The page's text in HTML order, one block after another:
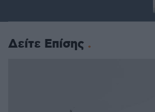
Δείτε Επίσης